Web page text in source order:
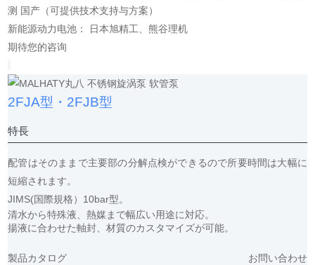
测 国产（可提供技术支持与方案）
新能源动力电池： 日本旭精工、熊谷理机
期待您的咨询
2FJA型・2FJB型
特長
配管はそのままで主要部の分解点検ができるので所要時間は大幅に
短縮されます。
JIMS(国際規格）10bar型。
清水から特殊液、熱媒まで幅広い用途に対応。
揚液に合わせた軸封、材質のカスタマイズが可能。
製品カタログ お問い合わせ